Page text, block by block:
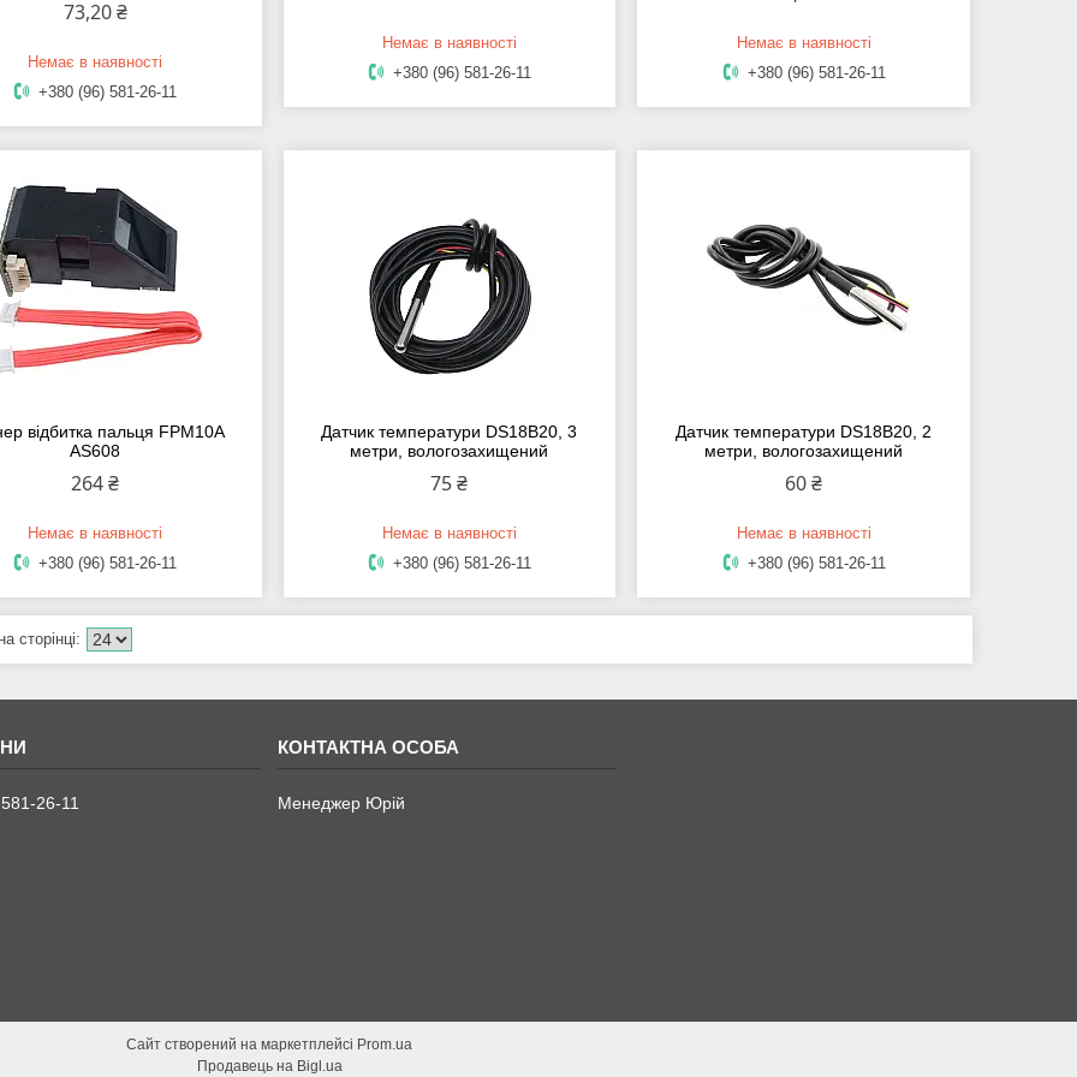
73,20 ₴
Немає в наявності
+380 (96) 581-26-11
Немає в наявності
+380 (96) 581-26-11
Немає в наявності
+380 (96) 581-26-11
відбитка пальця FPM10A
AS608
264 ₴
Немає в наявності
+380 (96) 581-26-11
Датчик температури DS18B20, 3
метри, вологозахищений
75 ₴
Немає в наявності
+380 (96) 581-26-11
Датчик температури DS18B20, 2
метри, вологозахищений
60 ₴
Немає в наявності
+380 (96) 581-26-11
26-11 Менеджер Юрій
Сайт створений на маркетплейсі Prom.ua
Продавець на Bigl.ua